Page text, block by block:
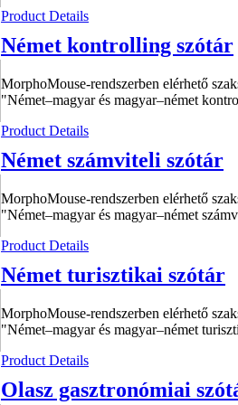
Product Details
Német kontrolling szótár
MorphoMouse-rendszerben elérhető
"Német–magyar és magyar–német
Product Details
Német számviteli szótár
MorphoMouse-rendszerben elérhető
"Német–magyar és magyar–német
Product Details
Német turisztikai szótár
MorphoMouse-rendszerben elérhető
"Német–magyar és magyar–német
Product Details
Olasz gasztronómiai